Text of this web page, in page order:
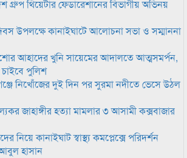
গ্রুপ থিয়েটার ফেডারেশানের বিভাগীয় অভিনয়
উপলক্ষে কানাইঘাটে আলোচনা সভা ও সম্মাননা
আহাদের খুনি সায়েমের আদালতে আত্মসমর্পন,
চাইবে পুলিশ
নিখোঁজের দুই দিন পর সুরমা নদীতে ভেসে উঠল
জাহাঙ্গীর হত্যা মামলার ৩ আসামী কক্সবাজার
নিয়ে কানাইঘাট স্বাস্থ্য কমপ্লেক্সে পরিদর্শন
হাসান